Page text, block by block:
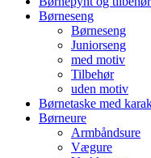
Børneseng
Børneseng
Juniorseng
med motiv
Tilbehør
uden motiv
Børnetaske med
Børneure
Armbåndsure
Vægure